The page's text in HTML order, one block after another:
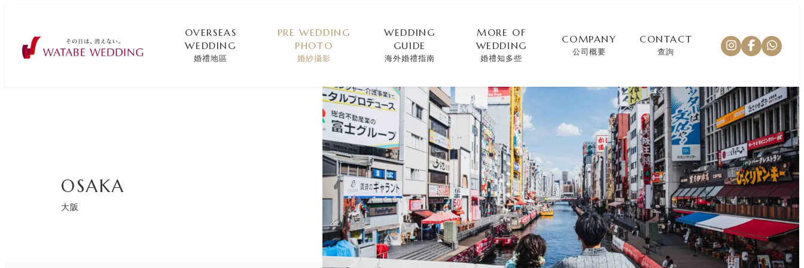
OVERSEAS
WEDDING
婚禮地區
PRE WEDDING
PHOTO
婚紗攝影
WEDDING
GUIDE
海外婚禮指南
MORE OF
WEDDING
婚禮知多些
COMPANY
公司概要
CONTACT
查詢
OSAKA
大阪